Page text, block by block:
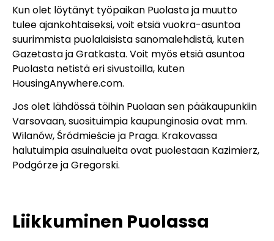
Kun olet löytänyt työpaikan Puolasta ja muutto
tulee ajankohtaiseksi, voit etsiä vuokra-asuntoa
suurimmista puolalaisista sanomalehdistä, kuten
Gazetasta ja Gratkasta. Voit myös etsiä asuntoa
Puolasta netistä eri sivustoilla, kuten
HousingAnywhere.com.
Jos olet lähdössä töihin Puolaan sen pääkaupunkiin
Varsovaan, suosituimpia kaupunginosia ovat mm.
Wilanów, Śródmieście ja Praga. Krakovassa
halutuimpia asuinalueita ovat puolestaan Kazimierz,
Podgórze ja Gregorski.
Liikkuminen Puolassa